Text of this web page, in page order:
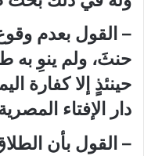
– القول بعدم
حنثَ، ولم ينوِ به
حينئذٍ إلا كفارة
دار الإفتاء
– القول بأن